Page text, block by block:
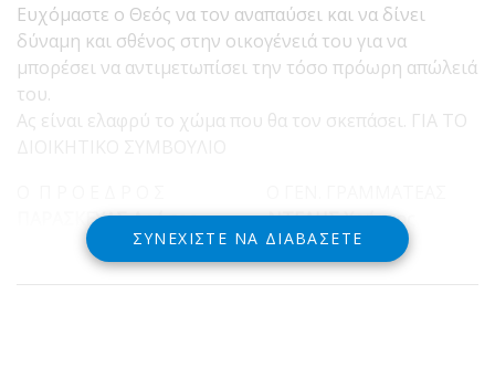
Ευχόμαστε ο Θεός να τον αναπαύσει και να δίνει
δύναμη και σθένος στην οικογένειά του για να
μπορέσει να αντιμετωπίσει την τόσο πρόωρη απώλειά
του.
Ας είναι ελαφρύ το χώμα που θα τον σκεπάσει. ΓΙΑ ΤΟ
ΠΑΡΑΣΚΕΥΑΣ Δρόσος ΝΤΕΛΗΣ Χρήστος
ΣΥΝΕΧΊΣΤΕ ΝΑ ΔΙΑΒΆΣΕΤΕ